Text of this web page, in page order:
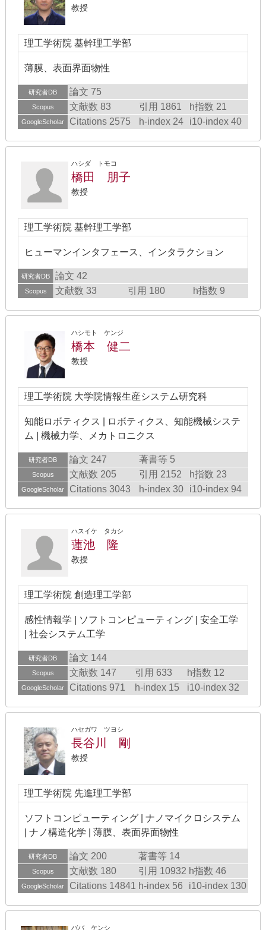
教授
理工学術院 基幹理工学部
薄膜、表面界面物性
研究者DB 論文 75
Scopus 文献数 83 引用 1861 h指数 21
GoogleScholar Citations 2575 h-index 24 i10-index 40
ハシダ トモコ
橋田 朋子
教授
理工学術院 基幹理工学部
ヒューマンインタフェース、インタラクション
研究者DB 論文 42
Scopus 文献数 33 引用 180 h指数 9
ハシモト ケンジ
橋本 健二
教授
理工学術院 大学院情報生産システム研究科
知能ロボティクス | ロボティクス、知能機械システ
ム | 機械力学、メカトロニクス
研究者DB 論文 247 著書等 5
Scopus 文献数 205 引用 2152 h指数 23
GoogleScholar Citations 3043 h-index 30 i10-index 94
ハスイケ タカシ
蓮池 隆
教授
理工学術院 創造理工学部
感性情報学 | ソフトコンピューティング | 安全工学
| 社会システム工学
研究者DB 論文 144
Scopus 文献数 147 引用 633 h指数 12
GoogleScholar Citations 971 h-index 15 i10-index 32
ハセガワ ツヨシ
長谷川 剛
教授
理工学術院 先進理工学部
ソフトコンピューティング | ナノマイクロシステム
| ナノ構造化学 | 薄膜、表面界面物性
研究者DB 論文 200 著書等 14
Scopus 文献数 180 引用 10932 h指数 46
GoogleScholar Citations 14841 h-index 56 i10-index 130
ババ ケンシ